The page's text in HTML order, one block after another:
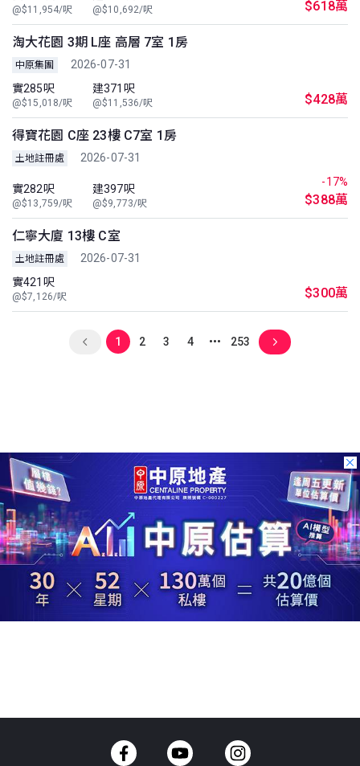
@$11,954/呎 @$10,692/呎 $618萬
淘大花園 3期 L座 高層 7室 1房
中原集團
2026-07-31
實285呎
@$15,018/呎
建371呎
@$11,536/呎 $428萬
得寶花園 C座 23樓 C7室 1房
土地註冊處 2026-07-31
實282呎
@$13,759/呎
建397呎
@$9,773/呎
-17%
$388萬
仁寧大廈 13樓 C室
土地註冊處
2026-07-31
實421呎
@$7,126/呎 $300萬
1 2 3 4 253